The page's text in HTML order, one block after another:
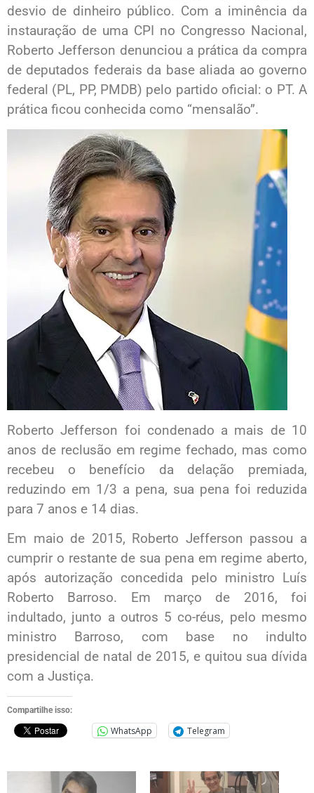
desvio de dinheiro público. Com a iminência da
instauração de uma CPI no Congresso Nacional,
Roberto Jefferson denunciou a prática da compra
de deputados federais da base aliada ao governo
federal (PL, PP, PMDB) pelo partido oficial: o PT. A
prática ficou conhecida como “mensalão”.
Roberto Jefferson foi condenado a mais de 10
anos de reclusão em regime fechado, mas como
recebeu o benefício da delação premiada,
reduzindo em 1/3 a pena, sua pena foi reduzida
para 7 anos e 14 dias.
Em maio de 2015, Roberto Jefferson passou a
cumprir o restante de sua pena em regime aberto,
após autorização concedida pelo ministro Luís
Roberto Barroso. Em março de 2016, foi
indultado, junto a outros 5 co-réus, pelo mesmo
ministro Barroso, com base no indulto
presidencial de natal de 2015, e quitou sua dívida
com a Justiça.
Compartilhe isso:
WhatsApp Telegram